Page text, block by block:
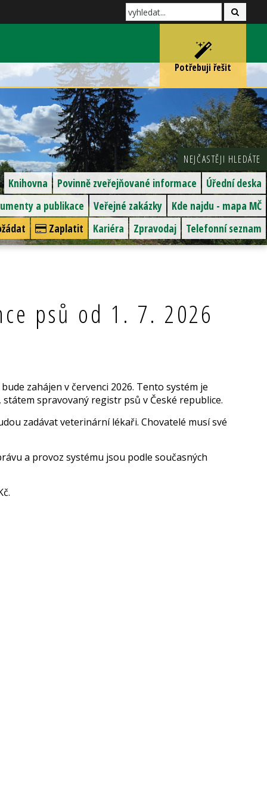
Potřebuji řešit
NEJČASTĚJI HLEDÁTE
Úřední deska
Povinně zveřejňované informace
Knihovna
Kde najdu - mapa MČ
Veřejné zakázky
a publikace
Telefonní seznam
Zpravodaj
Kariéra
Zaplatit
psů od 1. 7. 2026
zahájen v červenci 2026. Tento systém je
spravovaný registr psů v České republice.
zadávat veterinární lékaři. Chovatelé musí své
a provoz systému jsou podle současných